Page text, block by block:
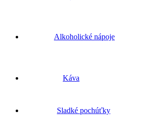
Alkoholické nápoje
Káva
Sladké pochúťky